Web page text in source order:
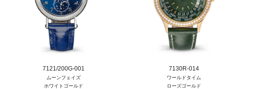
7121/200G-001
ムーンフェイズ
ホワイトゴールド
7130R-014
ワールドタイム
ローズゴールド